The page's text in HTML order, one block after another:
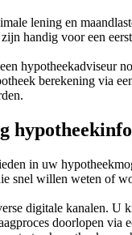
lening en
handig voor een
hypotheekadviseur
berekening via
in uw
snel willen weten of
digitale kanalen. U
doorlopen